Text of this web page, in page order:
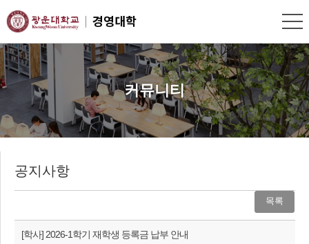
커뮤니티
공지사항
목록
[학사] 2026-1학기 재학생 등록금 납부 안내